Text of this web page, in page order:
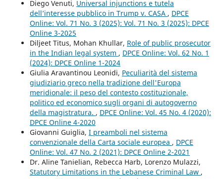
Diego Venuti, Universal injunctions e tutela
dell’interesse pubblico in Trump v. CASA , DPCE
Online: Vol. 71 No. 3 (2025): Vol. 71 No. 3 (2025): DPCE
Online 3-2025
Diljeet Titus, Mohan Khullar, Role of public prosecutor
in the Indian legal system , DPCE Online: Vol. 62 No. 1
(2024): DPCE Online 1-2024
Giulia Aravantinou Leonidi, Peculiarità del sistema
giudiziario greco nella tradizione dell'Europa
meridionale: il peso del contesto costituzionale,
politico ed economico sugli organi di autogoverno
della magistratura. , DPCE Online: Vol. 45 No. 4 (2020):
DPCE Online 4-2020
Giovanni Guiglia, I preamboli nel sistema
convenzionale della Carta sociale europea , DPCE
Online: Vol. 47 No. 2 (2021): DPCE Online 2-2021
Dr. Aline Tanielian, Rebecca Harb, Lorenzo Mulazzi,
Statutory Limitations in the Lebanese Criminal Law ,